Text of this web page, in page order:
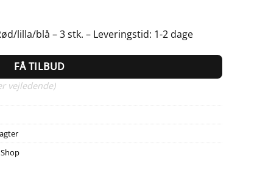
119,95 kr..
lilla/blå – 3 stk. – Leveringstid: 1-2 dage
FÅ TILBUD
vejledende)
Shop